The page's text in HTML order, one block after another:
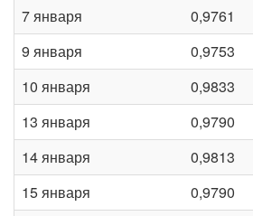
7 января
0,9761
9 января
0,9753
10 января
0,9833
13 января
0,9790
14 января
0,9813
15 января
0,9790